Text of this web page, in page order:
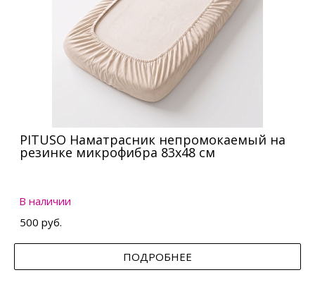
PITUSO Наматрасник непромокаемый на
резинке микрофибра 83х48 см
В наличии
500 руб.
ПОДРОБНЕЕ